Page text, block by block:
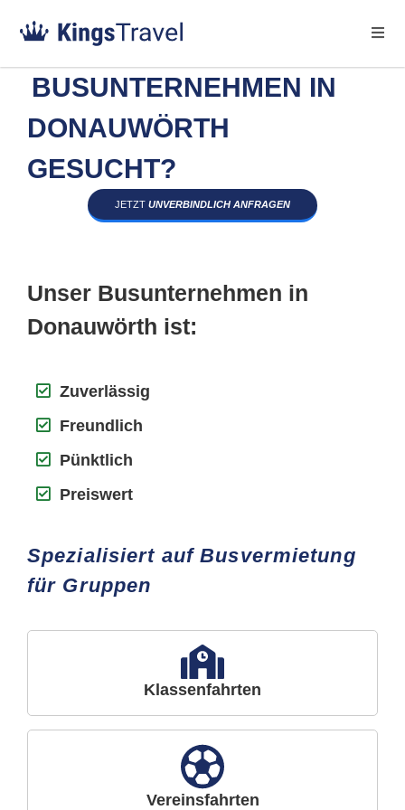
BUSUNTERNEHMEN IN
DONAUWÖRTH
GESUCHT?
JETZT UNVERBINDLICH ANFRAGEN
Unser Busunternehmen in
Donauwörth ist:
Zuverlässig
Freundlich
Pünktlich
Preiswert
Spezialisiert auf Busvermietung
für Gruppen
Klassenfahrten
Vereinsfahrten